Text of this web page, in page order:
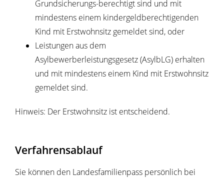
Grundsicherungs-berechtigt sind und mit
mindestens einem kindergeldberechtigenden
Kind mit Erstwohnsitz gemeldet sind, oder
Leistungen aus dem
Asylbewerberleistungsgesetz (AsylbLG) erhalten
und mit mindestens einem Kind mit Erstwohnsitz
gemeldet sind.
Hinweis: Der Erstwohnsitz ist entscheidend.
Verfahrensablauf
Sie können den Landesfamilienpass persönlich bei